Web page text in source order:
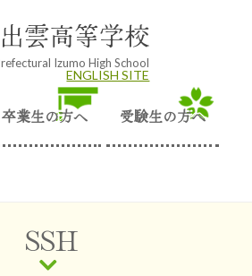
雲高等学校
Izumo High School
ENGLISH SITE
卒業生の方へ 受験生の方へ
SSH